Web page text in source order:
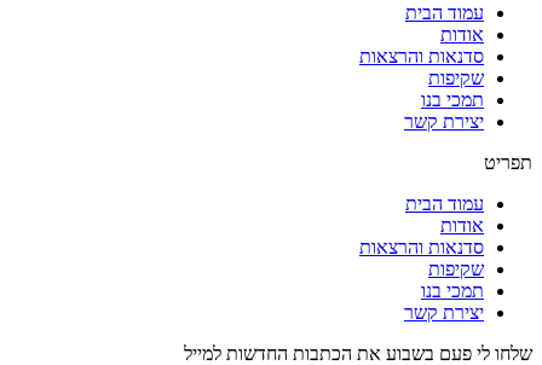
עמוד הבית
אודות
סדנאות והרצאות
שקיפות
תמכי בנו
יצירת קשר
תפריט
עמוד הבית
אודות
סדנאות והרצאות
שקיפות
תמכי בנו
יצירת קשר
שלחו לי פעם בשבוע את הכתבות החדשות למייל